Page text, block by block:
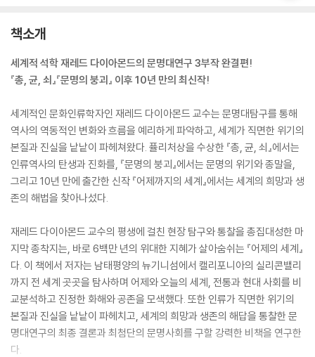
책소개
세계적 석학 재레드 다이아몬드의 문명대연구 3부작 완결편!
『총, 균, 쇠』『문명의 붕괴』 이후 10년 만의 최신작!
세계적인 문화인류학자인 재레드 다이아몬드 교수는 문명대탐구를 통해
역사의 역동적인 변화와 흐름을 예리하게 파악하고, 세계가 직면한 위기의
본질과 진실을 낱낱이 파헤쳐왔다. 퓰리처상을 수상한 『총, 균, 쇠』에서는
인류역사의 탄생과 진화를, 『문명의 붕괴』에서는 문명의 위기와 종말을,
그리고 10년 만에 출간한 신작 『어제까지의 세계』에서는 세계의 희망과 생
존의 해법을 찾아나섰다.
재레드 다이아몬드 교수의 평생에 걸친 현장 탐구와 통찰을 총집대성한 마
지막 종착지는, 바로 6백만 년의 위대한 지혜가 살아숨쉬는 『어제의 세계』
다. 이 책에서 저자는 남태평양의 뉴기니섬에서 캘리포니아의 실리콘밸리
까지 전 세계 곳곳을 탐사하며 어제와 오늘의 세계, 전통과 현대 사회를 비
교분석하고 진정한 화해와 공존을 모색했다. 또한 인류가 직면한 위기의
본질과 진실을 낱낱이 파헤치고, 세계의 희망과 생존의 해답을 통찰한 문
명대연구의 최종 결론과 최첨단의 문명사회를 구할 강력한 비책을 연구한
다.